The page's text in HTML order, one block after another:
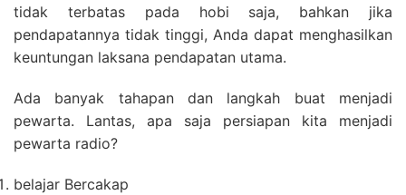
tidak terbatas pada hobi saja, bahkan jika
pendapatannya tidak tinggi, Anda dapat menghasilkan
keuntungan laksana pendapatan utama.
Ada banyak tahapan dan langkah buat menjadi
pewarta. Lantas, apa saja persiapan kita menjadi
pewarta radio?
belajar Bercakap